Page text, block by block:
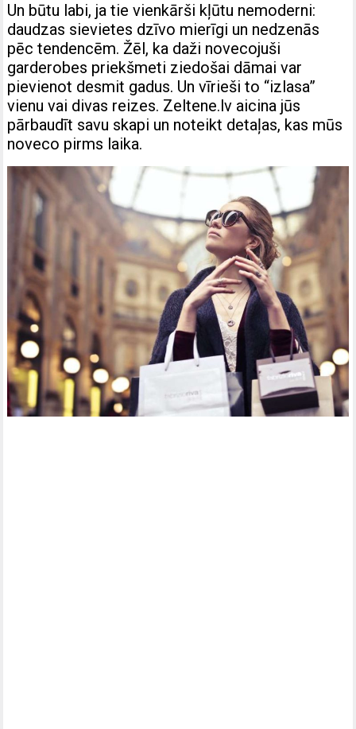
Un būtu labi, ja tie vienkārši kļūtu nemoderni:
daudzas sievietes dzīvo mierīgi un nedzenās
pēc tendencēm. Žēl, ka daži novecojuši
garderobes priekšmeti ziedošai dāmai var
pievienot desmit gadus. Un vīrieši to “izlasa”
vienu vai divas reizes. Zeltene.lv aicina jūs
pārbaudīt savu skapi un noteikt detaļas, kas mūs
noveco pirms laika.